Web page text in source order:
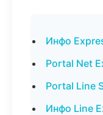
Инфо
Portal Net
Portal Line
Инфо Line